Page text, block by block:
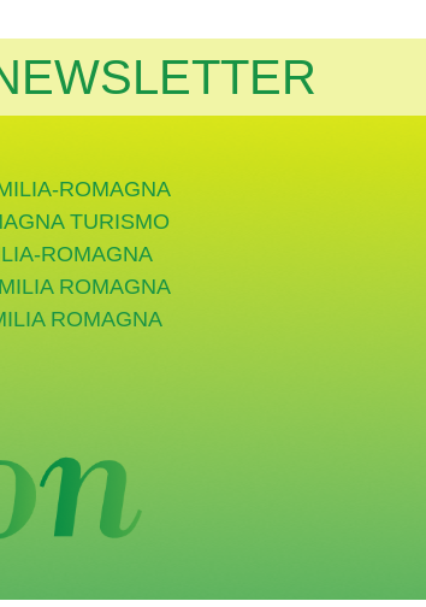
ROMAGNA
TURISMO
ROMAGNA
ROMAGNA
ROMAGNA